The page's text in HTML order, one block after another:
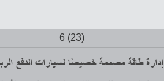
إدارة طاقة مصممة خصيصًا لسيارات الدفع